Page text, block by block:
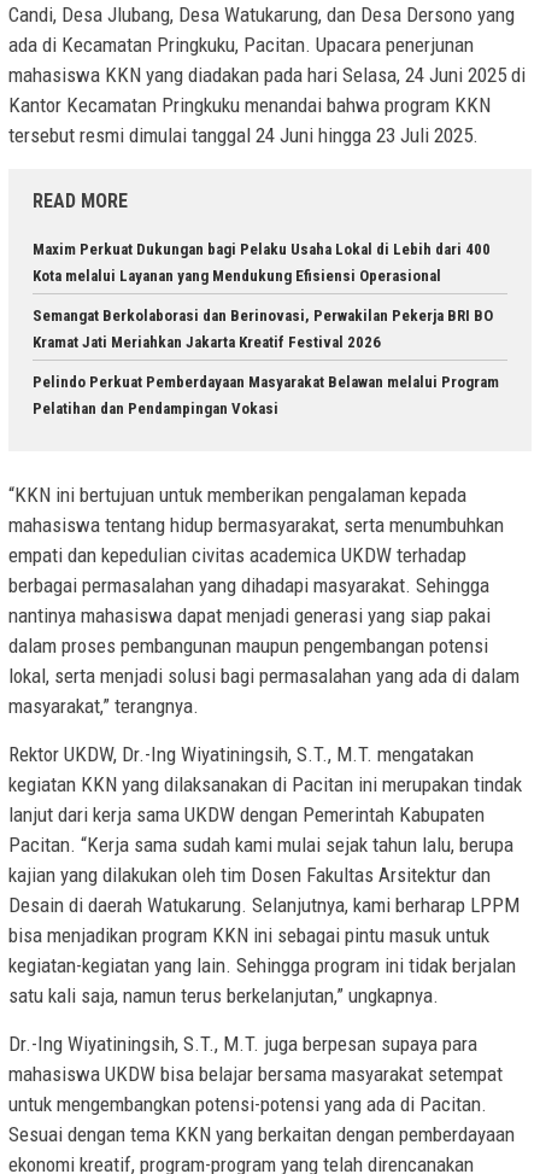
Candi, Desa Jlubang, Desa Watukarung, dan Desa Dersono yang
ada di Kecamatan Pringkuku, Pacitan. Upacara penerjunan
mahasiswa KKN yang diadakan pada hari Selasa, 24 Juni 2025 di
Kantor Kecamatan Pringkuku menandai bahwa program KKN
tersebut resmi dimulai tanggal 24 Juni hingga 23 Juli 2025.
READ MORE
Maxim Perkuat Dukungan bagi Pelaku Usaha Lokal di Lebih dari 400
Kota melalui Layanan yang Mendukung Efisiensi Operasional
Semangat Berkolaborasi dan Berinovasi, Perwakilan Pekerja BRI BO
Kramat Jati Meriahkan Jakarta Kreatif Festival 2026
Pelindo Perkuat Pemberdayaan Masyarakat Belawan melalui Program
Pelatihan dan Pendampingan Vokasi
“KKN ini bertujuan untuk memberikan pengalaman kepada
mahasiswa tentang hidup bermasyarakat, serta menumbuhkan
empati dan kepedulian civitas academica UKDW terhadap
berbagai permasalahan yang dihadapi masyarakat. Sehingga
nantinya mahasiswa dapat menjadi generasi yang siap pakai
dalam proses pembangunan maupun pengembangan potensi
lokal, serta menjadi solusi bagi permasalahan yang ada di dalam
masyarakat,” terangnya.
Rektor UKDW, Dr.-Ing Wiyatiningsih, S.T., M.T. mengatakan
kegiatan KKN yang dilaksanakan di Pacitan ini merupakan tindak
lanjut dari kerja sama UKDW dengan Pemerintah Kabupaten
Pacitan. “Kerja sama sudah kami mulai sejak tahun lalu, berupa
kajian yang dilakukan oleh tim Dosen Fakultas Arsitektur dan
Desain di daerah Watukarung. Selanjutnya, kami berharap LPPM
bisa menjadikan program KKN ini sebagai pintu masuk untuk
kegiatan-kegiatan yang lain. Sehingga program ini tidak berjalan
satu kali saja, namun terus berkelanjutan,” ungkapnya.
Dr.-Ing Wiyatiningsih, S.T., M.T. juga berpesan supaya para
mahasiswa UKDW bisa belajar bersama masyarakat setempat
untuk mengembangkan potensi-potensi yang ada di Pacitan.
Sesuai dengan tema KKN yang berkaitan dengan pemberdayaan
ekonomi kreatif, program-program yang telah direncanakan